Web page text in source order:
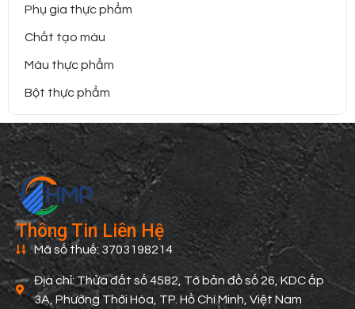
Phụ gia thực phẩm
Chất tạo màu
Màu thực phẩm
Bột thực phẩm
Thông Tin Liên Hệ
Mã số thuế: 3703198214
Địa chỉ: Thửa đất số 4582, Tờ bản đồ số 26, KDC ấp
3A, Phường Thới Hòa, TP. Hồ Chí Minh, Việt Nam